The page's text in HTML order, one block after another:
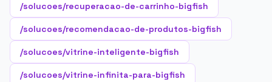
/solucoes/recuperacao-de-carrinho-bigfish
/solucoes/recomendacao-de-produtos-bigfish
/solucoes/vitrine-inteligente-bigfish
/solucoes/vitrine-infinita-para-bigfish